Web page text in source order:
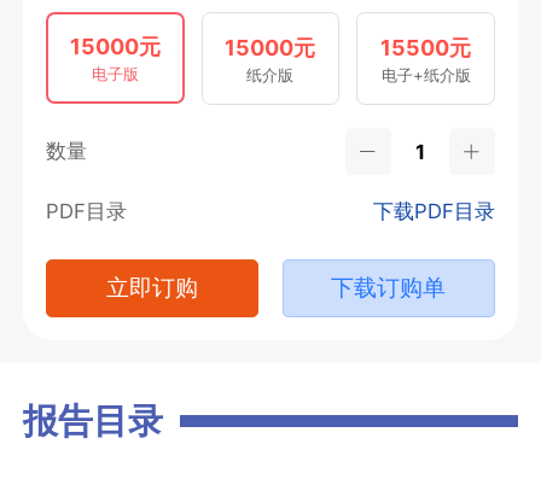
15000元
电子版
15000元
纸介版
15500元
电子+纸介版
数量
PDF目录 下载PDF目录
立即订购 下载订购单
报告目录